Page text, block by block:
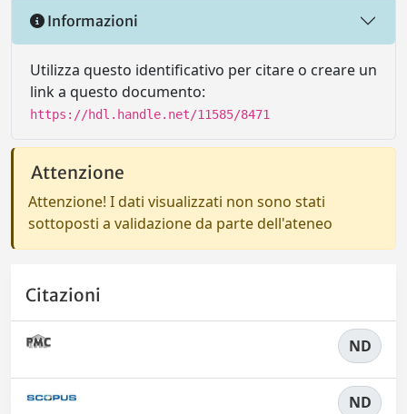
Informazioni
Utilizza questo identificativo per citare o creare un
link a questo documento:
https://hdl.handle.net/11585/8471
Attenzione
Attenzione! I dati visualizzati non sono stati
sottoposti a validazione da parte dell'ateneo
Citazioni
ND
ND